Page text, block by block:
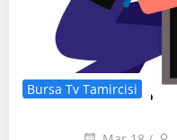
Bursa Tv Tamircisi